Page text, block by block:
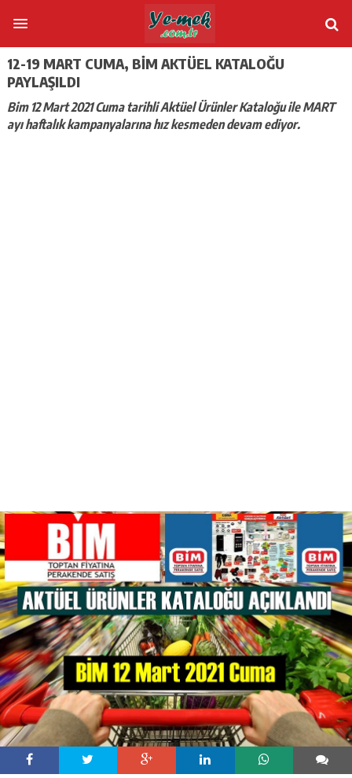
12-19 MART CUMA, BIM AKTÜEL KATALOĞU
PAYLAŞILDI
Bim 12 Mart 2021 Cuma tarihli Aktüel Ürünler Kataloğu ile MART
ayı haftalık kampanyalarına hız kesmeden devam ediyor.